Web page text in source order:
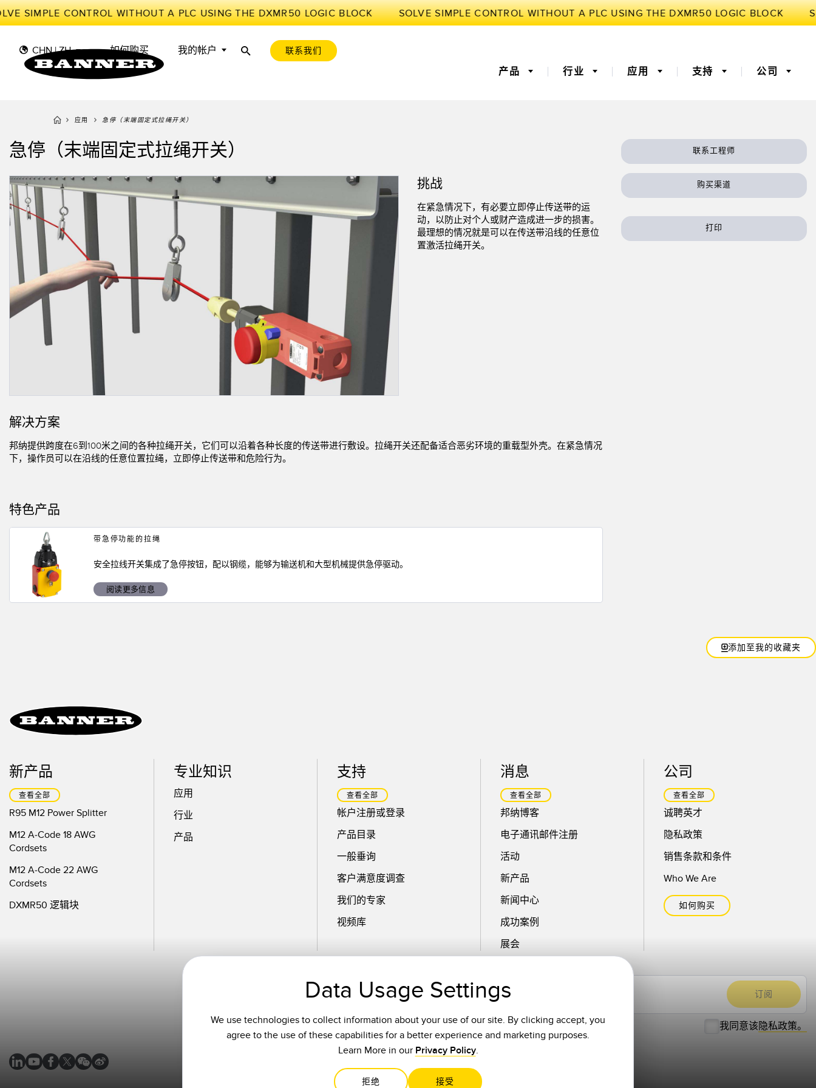
SIMPLE CONTROL WITHOUT A PLC USING THE DXMR50 LOGIC BLOCK
CHN | ZH 如何购买 我的帐户 联系我们
产品
测量解决方案
照明和指示
机器安全
工业无线
BARCODE & VISION
远程 I/O
CONNECTIVITY
HMI
变频器
增量式旋转编码器
PLC
绝对值旋转编码器
监控解决方案
技术
3D飞行时间
超声波传感器
槽形和标签传感器
色标、颜色和荧光传感器 拾取指示灯传感器
检测阵列和宽光束传感器
状态监测传感器 无线状态监测传感器
附件
线缆
转换器
行业 应用
智能传感器
机器防护
追踪和跟踪
拾取指示灯
工业照明
状态指示
测量与检测
质量控制
车辆检测
预测性维护
雷达应用
其他应用
机器监控/设备综合效率
叫
状况监测：预测性维护和预
防性维护
预测性维护与状态监控 预测性维护与状态监控
相关链接
冲洗
IO-Link
支持 公司
应用 急停（末端固定式拉绳开关）
急停（末端固定式拉绳开关）
挑战
在紧急情况下，有必要立即停止传送带的运
动，以防止对个人或财产造成进一步的损害。
最理想的情况就是可以在传送带沿线的任意位
置激活拉绳开关。
解决方案
邦纳提供跨度在6到100米之间的各种拉绳开关，它们可以沿着各种长度的传送带进行敷设。拉绳开关还配备适合恶劣环境的重载型外壳。在紧急情况
下，操作员可以在沿线的任意位置拉绳，立即停止传送带和危险行为。
特色产品
带急停功能的拉绳
安全拉线开关集成了急停按钮，配以钢缆，能够为输送机和大型机械提供急停驱动。
阅读更多信息
联系工程师
购买渠道
打印
添加至我的收藏夹
新产品
查看全部
R95 M12 Power Splitter
M12 A-Code 18 AWG
Cordsets
M12 A-Code 22 AWG
Cordsets
DXMR50 逻辑块
专业知识
应用
行业
产品
支持
查看全部
帐户注册或登录
产品目录
一般垂询
客户满意度调查
我们的专家
视频库
消息
查看全部
邦纳博客
电子通讯邮件注册
活动
新产品
新闻中心
成功案例
展会
公司
查看全部
诚聘英才
隐私政策
销售条款和条件
Who We Are
如何购买
电子邮件
我同意该隐私政策。
Data Usage Settings
We use technologies to collect information about your use of our site. By clicking accept, you
agree to the use of these capabilities for a better experience and marketing purposes.
Learn More in our Privacy Policy.
拒绝 接受